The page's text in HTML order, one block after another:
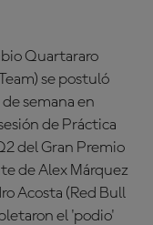
Quartararo
se postuló
semana en
de Práctica
del Gran Premio
de Alex Márquez
Acosta (Red Bull
el 'podio'